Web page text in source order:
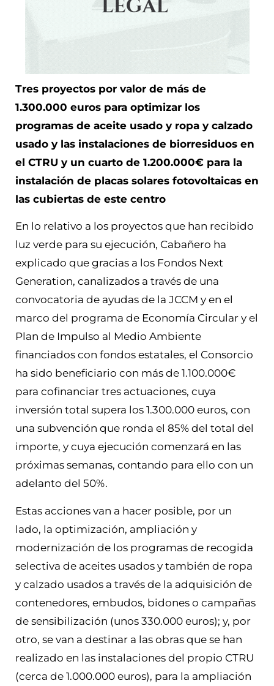
Tres proyectos por valor de más de
1.300.000 euros para optimizar los
programas de aceite usado y ropa y calzado
usado y las instalaciones de biorresiduos en
el CTRU y un cuarto de 1.200.000€ para la
instalación de placas solares fotovoltaicas en
las cubiertas de este centro
En lo relativo a los proyectos que han recibido
luz verde para su ejecución, Cabañero ha
explicado que gracias a los Fondos Next
Generation, canalizados a través de una
convocatoria de ayudas de la JCCM y en el
marco del programa de Economía Circular y el
Plan de Impulso al Medio Ambiente
financiados con fondos estatales, el Consorcio
ha sido beneficiario con más de 1.100.000€
para cofinanciar tres actuaciones, cuya
inversión total supera los 1.300.000 euros, con
una subvención que ronda el 85% del total del
importe, y cuya ejecución comenzará en las
próximas semanas, contando para ello con un
adelanto del 50%.
Estas acciones van a hacer posible, por un
lado, la optimización, ampliación y
modernización de los programas de recogida
selectiva de aceites usados y también de ropa
y calzado usados a través de la adquisición de
contenedores, embudos, bidones o campañas
de sensibilización (unos 330.000 euros); y, por
otro, se van a destinar a las obras que se han
realizado en las instalaciones del propio CTRU
(cerca de 1.000.000 euros), para la ampliación